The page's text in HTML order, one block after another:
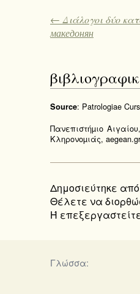
← Διάλογοι δύο
македонян
Source: Patrologiae
Πανεπιστήµιο
Κληρονοµιάς,
Δημοσιεύτηκε
Θέλετε να
Ή
Γλώσσα: